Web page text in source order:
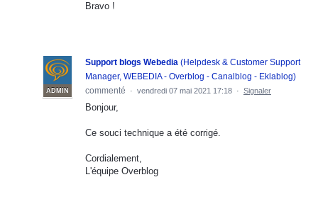
Bravo !
ADMIN
Support blogs Webedia (Helpdesk & Customer Support
Manager, WEBEDIA - Overblog - Canalblog - Eklablog)
commenté
· vendredi 07 mai 2021 17:18 · Signaler
Bonjour,
Ce souci technique a été corrigé.
Cordialement,
L'équipe Overblog